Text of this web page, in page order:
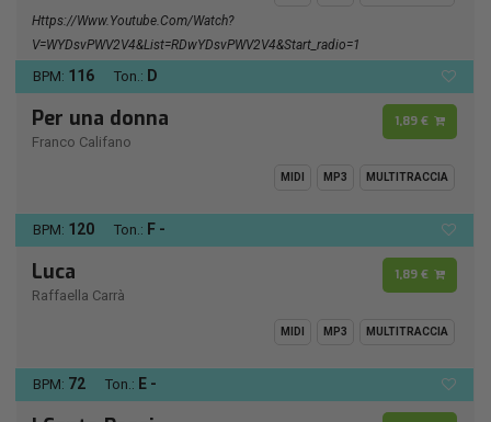
Https://www.youtube.com/watch?
V=wYDsvPWV2V4&list=RDwYDsvPWV2V4&start_radio=1
BPM: 116 Ton.: D
Per una donna
Franco Califano
1,89 €
MIDI MP3 MULTITRACCIA
BPM: 120 Ton.: F -
Luca
Raffaella Carrà
1,89 €
MIDI MP3 MULTITRACCIA
BPM: 72 Ton.: E -